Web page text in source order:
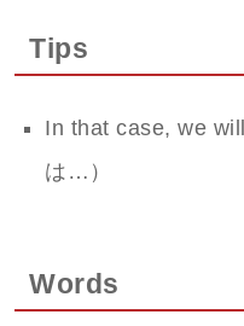
Tips
In that case, we
は…）
Words